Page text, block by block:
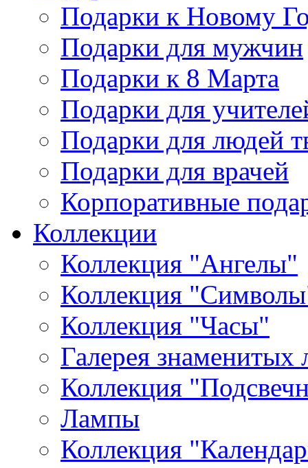
Подарки к Новому
Подарки для мужчин
Подарки к 8 Марта
Подарки для
Подарки для людей
Подарки для врачей
Корпоративные
Коллекции
Коллекция "Ангелы"
Коллекция
Коллекция "Часы"
Галерея знаменитых
Коллекция
Лампы
Коллекция